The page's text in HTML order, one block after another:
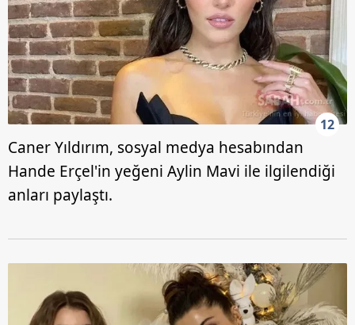
12
Caner Yıldırım, sosyal medya hesabından
Hande Erçel'in yeğeni Aylin Mavi ile ilgilendiği
anları paylaştı.